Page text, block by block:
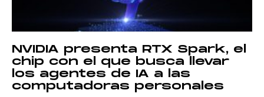
NVIDIA presenta RTX Spark, el
chip con el que busca llevar
los agentes de IA a las
computadoras personales